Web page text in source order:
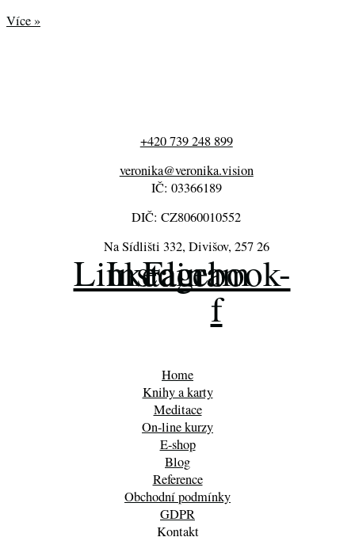
Více »
+420 739 248 899
veronika@veronika.vision
IČ: 03366189
DIČ: CZ8060010552
Na Sídlišti 332, Divišov, 257 26
Linkedin
Instagram
Facebook-
f
Home
Knihy a karty
Meditace
On-line kurzy
E-shop
Blog
Reference
Obchodní podmínky
GDPR
Kontakt